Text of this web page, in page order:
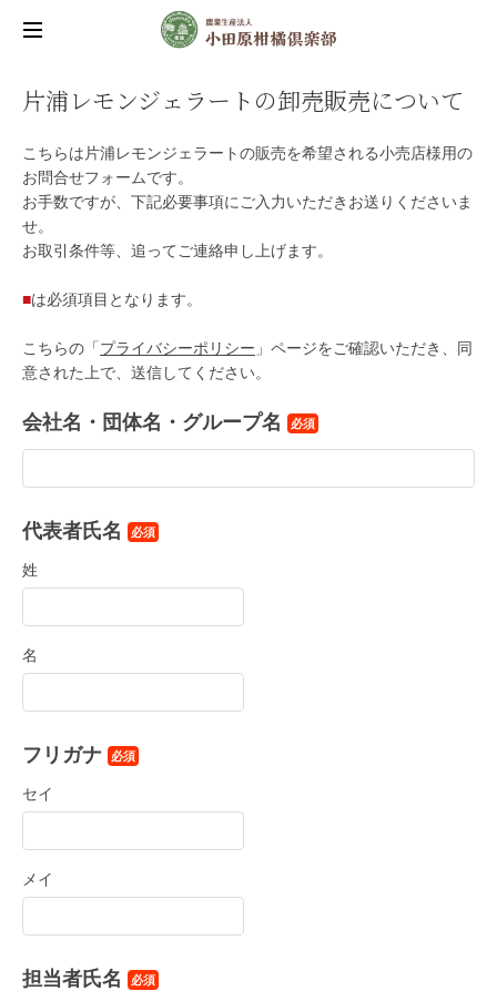
片浦レモンジェラートの卸売販売について
こちらは片浦レモンジェラートの販売を希望される小売店様用の
お問合せフォームです。
お手数ですが、下記必要事項にご入力いただきお送りくださいま
せ。
お取引条件等、追ってご連絡申し上げます。
■は必須項目となります。
こちらの「プライバシーポリシー 」ページをご確認いただき、同
意された上で、送信してください。
会社名・団体名・グループ名 必須
代表者氏名 必須
姓
名
フリガナ 必須
セイ
メイ
担当者氏名 必須